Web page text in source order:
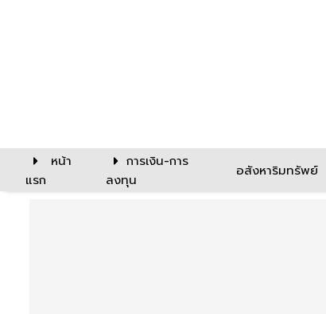
หน้า
แรก
การเงิน-การ
ลงทุน
อสังหาริมทรัพย์